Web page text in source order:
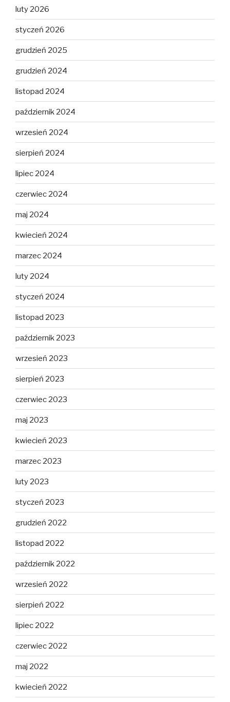
luty 2026
styczeń 2026
grudzień 2025
grudzień 2024
listopad 2024
październik 2024
wrzesień 2024
sierpień 2024
lipiec 2024
czerwiec 2024
maj 2024
kwiecień 2024
marzec 2024
luty 2024
styczeń 2024
listopad 2023
październik 2023
wrzesień 2023
sierpień 2023
czerwiec 2023
maj 2023
kwiecień 2023
marzec 2023
luty 2023
styczeń 2023
grudzień 2022
listopad 2022
październik 2022
wrzesień 2022
sierpień 2022
lipiec 2022
czerwiec 2022
maj 2022
kwiecień 2022